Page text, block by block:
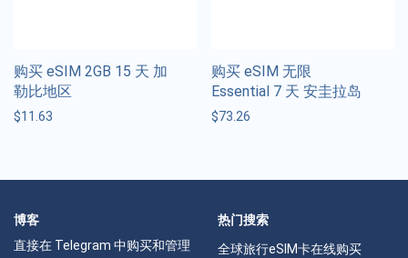
购买 eSIM 2GB 15 天 加
勒比地区
$11.63
购买 eSIM 无限
Essential 7 天 安圭拉岛
$73.26
博客
直接在 Telegram 中购买和管理
热门搜索
全球旅行eSIM卡在线购买